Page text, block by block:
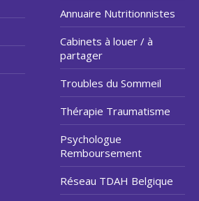
Annuaire Nutritionnistes
Cabinets à louer / à
partager
Troubles du Sommeil
Thérapie Traumatisme
Psychologue
Remboursement
Réseau TDAH Belgique